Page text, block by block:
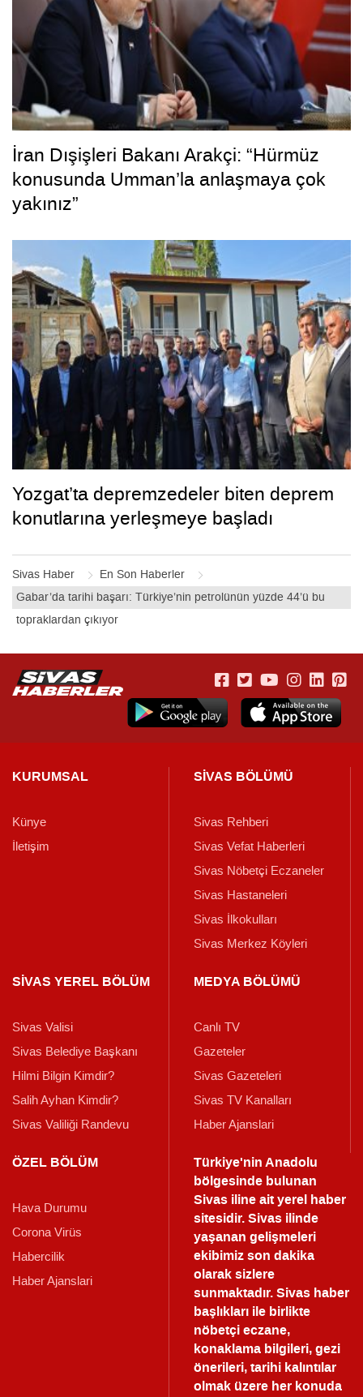
Sivas Haber
En Son Haberler
Gabar’da tarihi başarı: Türkiye’nin petrolünün yüzde 44’ü bu
topraklardan çıkıyor
İran Dışişleri Bakanı Arakçi: “Hürmüz
konusunda Umman’la anlaşmaya çok
yakınız”
Yozgat’ta depremzedeler biten deprem
konutlarına yerleşmeye başladı
KURUMSAL
Künye
İletişim
SİVAS BÖLÜMÜ
Sivas Rehberi
Sivas Vefat Haberleri
Sivas Nöbetçi Eczaneler
Sivas Hastaneleri
Sivas İlkokulları
Sivas Merkez Köyleri
SİVAS YEREL BÖLÜM
Sivas Valisi
Sivas Belediye Başkanı
Hilmi Bilgin Kimdir?
Salih Ayhan Kimdir?
Sivas Valiliği Randevu
MEDYA BÖLÜMÜ
Canlı TV
Gazeteler
Sivas Gazeteleri
Sivas TV Kanalları
Haber Ajanslari
ÖZEL BÖLÜM
Hava Durumu
Corona Virüs
Habercilik
Haber Ajanslari
Türkiye'nin Anadolu
bölgesinde bulunan
Sivas iline ait yerel haber
sitesidir. Sivas ilinde
yaşanan gelişmeleri
ekibimiz son dakika
olarak sizlere
sunmaktadır.Sivas haber
başlıkları ile birlikte
nöbetçi eczane,
konaklama bilgileri, gezi
önerileri, tarihi kalıntılar
olmak üzere her konuda